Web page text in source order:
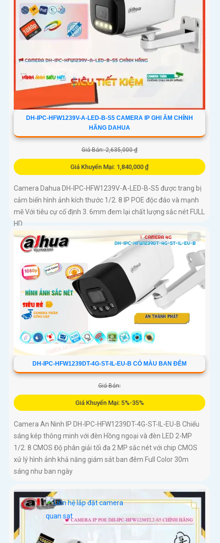
DH-IPC-HFW1239V-A-LED-B-S5 CAMERA IP GHI ÂM CHÍNH
HÃNG DAHUA
Giá Bán: 2,635,000 ₫
Giá Khuyến Mại: 1,840,000 ₫
Camera Dahua DH-IPC-HFW1239V-A-LED-B-S5 được trang bị
cảm biến hình ảnh kích thước 1/2. 8 IP POE độc đáo và mạnh
mẽ Với tiêu cự cố định 3. 6mm đem lại chất lượng sắc nét FULL
HD...
DH-IPC-HFW1239DT-4G-ST-IL-EU-B CÓ MÀU BAN ĐÊM
Giá Bán:
Giá Khuyến Mại: 5%-35%
Camera An Ninh IP DH-IPC-HFW1239DT-4G-ST-IL-EU-B Chiếu
sáng kép thông minh với đèn Hồng ngoại và đèn LED 2-MP
1/2. 8 CMOS Độ phân giải tối đa 2 MP sắc nét với chip CMOS
xử lý hình ảnh khả năng giám sát ban đêm Full Color 30m
sáng như ban ngày